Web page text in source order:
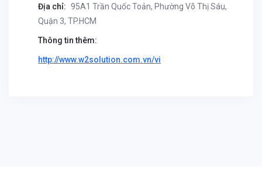
Địa chỉ: 95A1 Trần Quốc Toản, Phường Võ Thị Sáu,
Quận 3, TP.HCM
Thông tin thêm:
http://www.w2solution.com.vn/vi